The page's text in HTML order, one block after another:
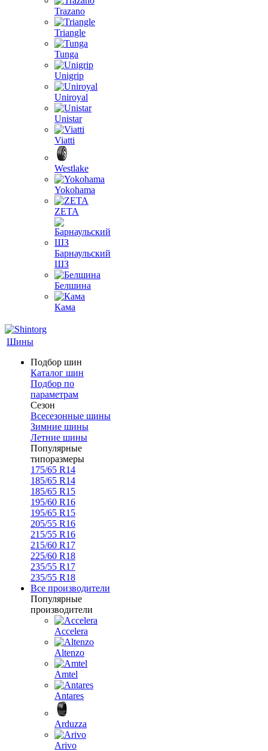
Trazano
Triangle
Tunga
Unigrip
Uniroyal
Unistar
Viatti
Westlake
Yokohama
ZETA
Барнаульский
ШЗ
Белшина
Кама
Шины
Подбор шин
Каталог шин
Подбор по
параметрам
Сезон
Всесезонные шины
Зимние шины
Летние шины
Популярные
типоразмеры
175/65 R14
185/65 R14
185/65 R15
195/60 R16
195/65 R15
205/55 R16
215/55 R16
215/60 R17
225/60 R18
235/55 R17
235/55 R18
Все производители
Популярные
производители
Accelera
Altenzo
Amtel
Antares
Arduzza
Arivo